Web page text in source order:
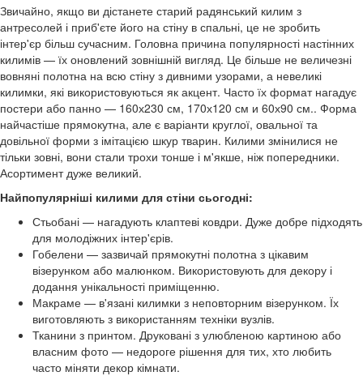
Звичайно, якщо ви дістанете старий радянський килим з
антресолей і приб'єте його на стіну в спальні, це не зробить
інтер'єр більш сучасним. Головна причина популярності настінних
килимів — їх оновлений зовнішній вигляд. Це більше не величезні
вовняні полотна на всю стіну з дивними узорами, а невеликі
килимки, які використовуються як акцент. Часто їх формат нагадує
постери або панно — 160х230 см, 170х120 см и 60х90 см.. Форма
найчастіше прямокутна, але є варіанти круглої, овальної та
довільної форми з імітацією шкур тварин. Килими змінилися не
тільки зовні, вони стали трохи тонше і м'якше, ніж попередники.
Асортимент дуже великий.
Найпопулярніші килими для стіни сьогодні:
Стьобані — нагадують клаптеві ковдри. Дуже добре підходять
для молодіжних інтер'єрів.
Гобелени — зазвичай прямокутні полотна з цікавим
візерунком або малюнком. Використовують для декору і
додання унікальності приміщенню.
Макраме — в'язані килимки з неповторним візерунком. Їх
виготовляють з використанням техніки вузлів.
Тканини з принтом. Друковані з улюбленою картиною або
власним фото — недороге рішення для тих, хто любить
часто міняти декор кімнати.